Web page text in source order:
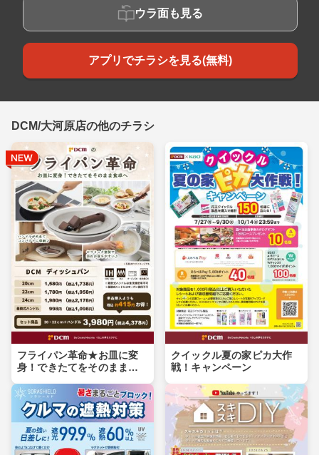
ウラ面も見る
アプリでチラシを見る(無料)
DCM/大河原店の他のチラシ
フライパン革命★お皿に変
身！できたてをそのまま食
クイックル夏の家ピカ大作
戦！キャンペーン